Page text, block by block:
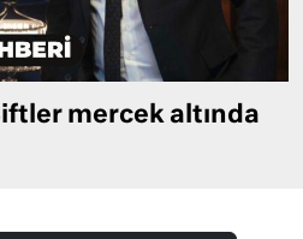
mercek altında